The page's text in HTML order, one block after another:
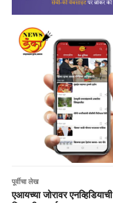
पूर्वीचा लेख
एआयच्या जोरावर एनव्हिडियाची